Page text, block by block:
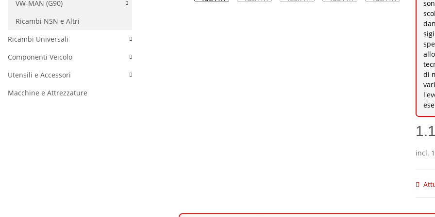
di
incl.
VW-MAN (G90)
Ricambi NSN e Altri
Ricambi Universali
Componenti Veicolo
Utensili e Accessori
Macchine e Attrezzature